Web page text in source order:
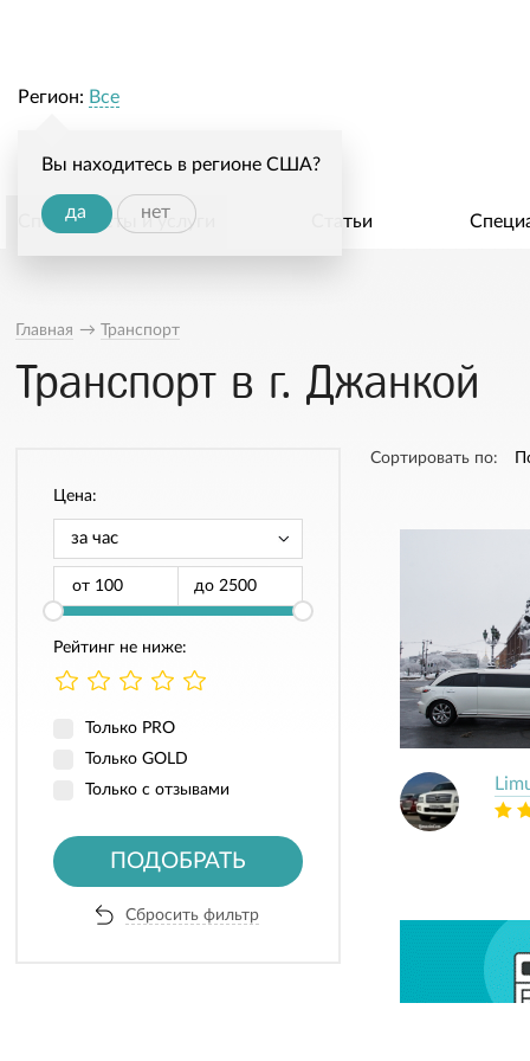
Регион: Все
Вы находитесь в регионе США?
да нет
Специалисты и услуги Статьи
Главная → Транспорт
Транспорт в г. Джанкой
Цена:
от до
Рейтинг не ниже:
Только PRO
Только GOLD
Только с отзывами
ПОДОБРАТЬ
Сбросить фильтр
Сортировать по: